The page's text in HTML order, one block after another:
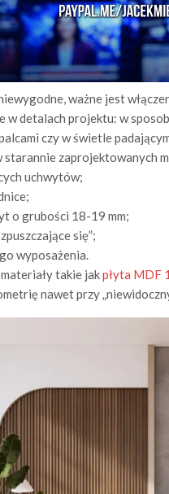
ważne jest
w detalach projektu: w
czy w świetle
starannie zaprojektowanych
uchwytów;
o grubości 18-19 mm;
się”;
wyposażenia.
takie jakpłyta MDF
nawet przy